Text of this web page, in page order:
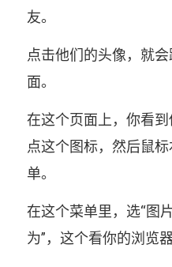
友。
点击他们的头像，就
面。
在这个页面上，你看到
点这个图标，然后鼠
单。
在这个菜单里，选“图
为”，这个看你的浏览